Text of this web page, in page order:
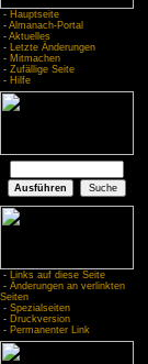
- Hauptseite
- Almanach-Portal
- Aktuelles
- Letzte Änderungen
- Mitmachen
- Zufällige Seite
- Hilfe
- Links auf diese Seite
- Änderungen an verlinkten
Seiten
- Spezialseiten
- Druckversion
- Permanenter Link